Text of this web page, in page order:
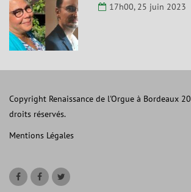
17h00, 25 juin 2023
Copyright Renaissance de l'Orgue à Bordeaux
droits réservés.
Mentions Légales